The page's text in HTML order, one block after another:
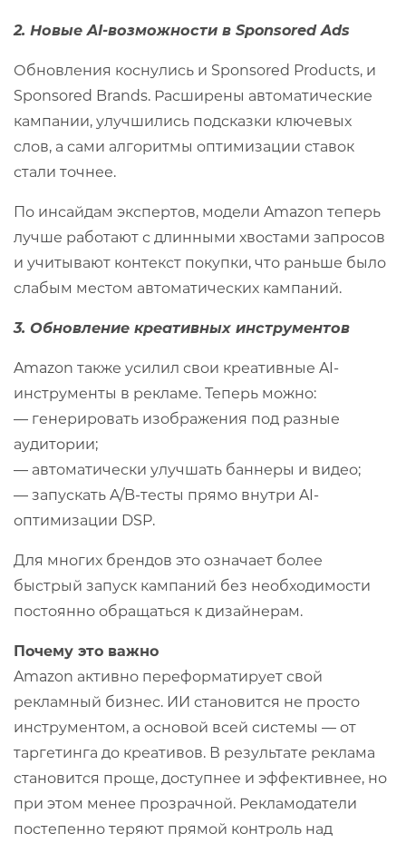
2. Новые AI-возможности в Sponsored Ads
Обновления коснулись и Sponsored Products, и
Sponsored Brands. Расширены автоматические
кампании, улучшились подсказки ключевых
слов, а сами алгоритмы оптимизации ставок
стали точнее.
По инсайдам экспертов, модели Amazon теперь
лучше работают с длинными хвостами запросов
и учитывают контекст покупки, что раньше было
слабым местом автоматических кампаний.
3. Обновление креативных инструментов
Amazon также усилил свои креативные AI-
инструменты в рекламе. Теперь можно:
— генерировать изображения под разные
аудитории;
— автоматически улучшать баннеры и видео;
— запускать A/B-тесты прямо внутри AI-
оптимизации DSP.
Для многих брендов это означает более
быстрый запуск кампаний без необходимости
постоянно обращаться к дизайнерам.
Почему это важно
Amazon активно переформатирует свой
рекламный бизнес. ИИ становится не просто
инструментом, а основой всей системы — от
таргетинга до креативов. В результате реклама
становится проще, доступнее и эффективнее, но
при этом менее прозрачной. Рекламодатели
постепенно теряют прямой контроль над